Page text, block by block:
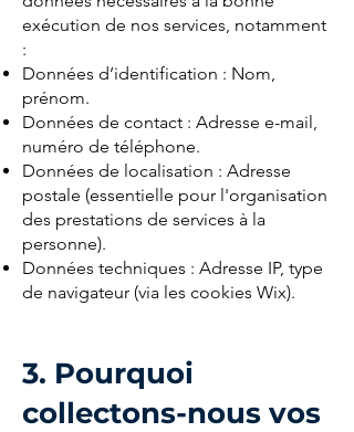
exécution de nos services, notamment
:
Données d’identification : Nom,
prénom.
Données de contact : Adresse e-mail,
numéro de téléphone.
Données de localisation : Adresse
postale (essentielle pour l'organisation
des prestations de services à la
personne).
Données techniques : Adresse IP, type
de navigateur (via les cookies Wix).
3. Pourquoi
collectons-nous vos